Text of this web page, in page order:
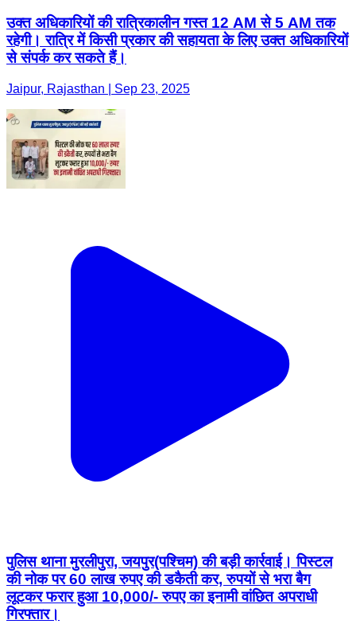
उक्त अधिकारियों की रात्रिकालीन गस्त 12 AM से 5 AM तक
रहेगी। रात्रि में किसी प्रकार की सहायता के लिए उक्त अधिकारियों
से संपर्क कर सकते हैं।
Jaipur, Rajasthan | Sep 23, 2025
पुलिस थाना मुरलीपुरा, जयपुर(पश्चिम) की बड़ी कार्रवाई। पिस्टल
की नोक पर 60 लाख रुपए की डकैती कर, रुपयों से भरा बैग
लूटकर फरार हुआ 10,000/- रुपए का इनामी वांछित अपराधी
गिरफ्तार।